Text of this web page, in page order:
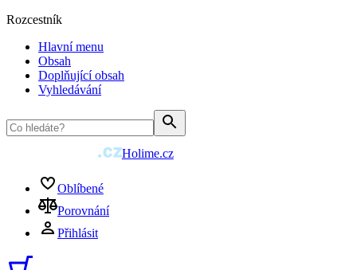
Rozcestník
Hlavní menu
Obsah
Doplňující obsah
Vyhledávání
Holime.cz
Oblíbené
Porovnání
Přihlásit